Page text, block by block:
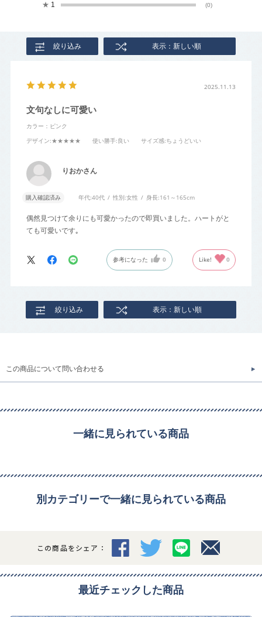
★ 1 (0)
絞り込み 表示：新しい順
2025.11.13
文句なしに可愛い
カラー：ピンク
デザイン:★★★★★ 使い勝手:良い サイズ感:ちょうどいい
りおかさん
購入確認済み 年代:40代 性別:女性 身長:161～165cm
偶然見つけて余りにも可愛かったので即買いました。ハートがと
ても可愛いです｡
参考になった 0 Like! 0
絞り込み 表示：新しい順
この商品について問い合わせる
一緒に見られている商品
別カテゴリーで一緒に見られている商品
この商品をシェア：
最近チェックした商品